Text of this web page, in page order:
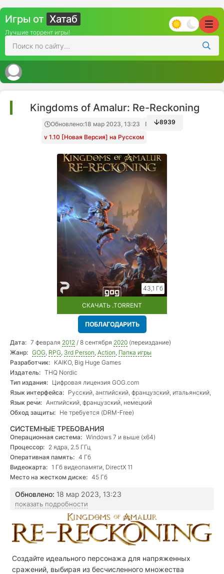
Игры от Хатаб
Лучшие торрент игры!
Kingdoms of Amalur: Re-Reckoning
Обновлено:18 мар 2023, 13:23
Папка игры
v 1.10 [Новая Версия] на Русском
8939
43,1 Гб
СКАЧАТЬ .TORRENT
ПОБЛАГОДАРИТЬ
Дата: 7 февраля 2012 / 8 сентября 2020 (переиздание)
Жанр: GOG, RPG, 3rd Person, Action, Папка игры
Разработчик: KAIKO, Big Huge Games
Издатель: THQ Nordic
Тип издания: Цифровая лицензия GOG.com
Язык интерфейса: Русский, английский, французский, итальянский,
немецкий, испанский, японский, китайский (упр.)
Язык речи: Английский, французский, немецкий
Обход защиты: Не требуется (DRM-Free)
СИСТЕМНЫЕ ТРЕБОВАНИЯ
Операционная система: Windows 7 и выше (х64)
Процессор: 2 ядра, 2.5 ГГц
Оперативная память: 4 Гб
Видеокарта: 1 Гб видеопамяти, DirectX 11
Место на жестком диске: 45 Гб
Обновлено: 18 мар 2023, 13:23
показать подробности
Создайте идеального персонажа для напряженных
сражений, выбирая из бесчисленного множества